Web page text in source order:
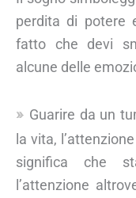
perdita di potere
fatto che devi
alcune delle
Guarire da un
la vita,
significa che
l’attenzione